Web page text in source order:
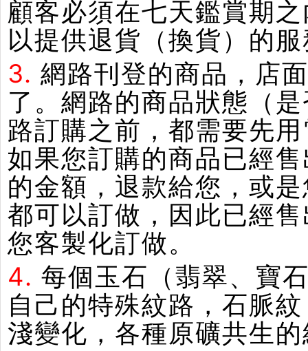
顧客必須在七天鑑賞期
以提供退貨（換貨）的
3. 網路刊登的商品，店
了。網路的商品狀態（
路訂購之前，都需要先
如果您訂購的商品已經
的金額，退款給您，或
都可以訂做，因此已經
您客製化訂做。
4. 每個玉石（翡翠、寶
自己的特殊紋路，石脈
淺變化，各種原礦共生